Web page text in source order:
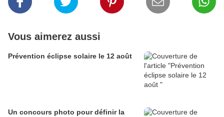
Vous aimerez aussi
Prévention éclipse solaire le 12 août
Un concours photo pour définir la